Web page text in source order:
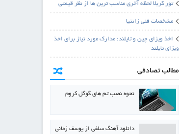
تور کربلا لحظه آخری مناسب ترین ها از نظر قیمتی
مشخصات فنی زانتیا
اخذ ویزای چین و تایلند: مدارک مورد نیاز برای اخذ
ویزای تایلند
مطالب تصادفی
نحوه نصب تم های گوگل کروم
دانلود آهنگ سلفی از یوسف زمانی